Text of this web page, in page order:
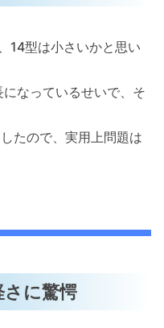
14型は小さいかと思い
なっているせいで、そ
たので、実用上問題は
に驚愕